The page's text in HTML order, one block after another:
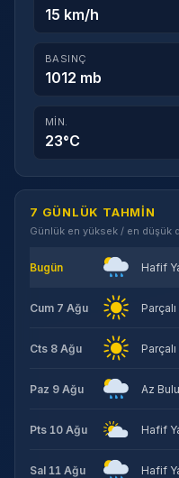
15 km/h
BASINÇ
1012 mb
MIN.
23°C
7 GÜNLÜK TAHMIN
Günlük en yüksek / en düşük
Bugün Hafif
Cum 7 Ağu
Cts 8 Ağu
Paz 9 Ağu Az
Pts 10 Ağu Hafif
Sal 11 Ağu Hafif